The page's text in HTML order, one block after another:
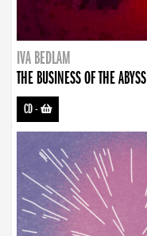
IVA BEDLAM
THE BUSINESS OF THE ABYSS
CD-